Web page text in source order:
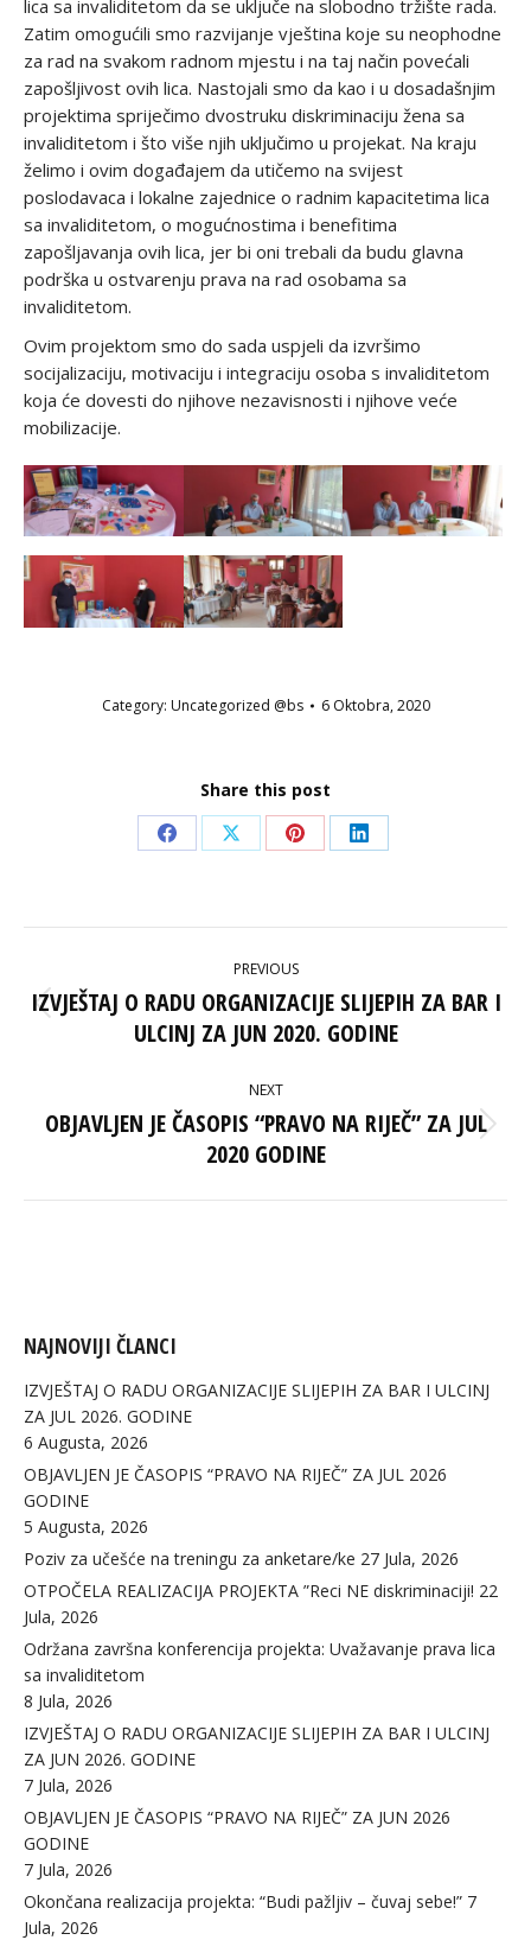
lica sa invaliditetom da se uključe na slobodno tržište rada.
Zatim omogućili smo razvijanje vještina koje su neophodne
za rad na svakom radnom mjestu i na taj način povećali
zapošljivost ovih lica. Nastojali smo da kao i u dosadašnjim
projektima spriječimo dvostruku diskriminaciju žena sa
invaliditetom i što više njih uključimo u projekat. Na kraju
želimo i ovim događajem da utičemo na svijest
poslodavaca i lokalne zajednice o radnim kapacitetima lica
sa invaliditetom, o mogućnostima i benefitima
zapošljavanja ovih lica, jer bi oni trebali da budu glavna
podrška u ostvarenju prava na rad osobama sa
invaliditetom.
Ovim projektom smo do sada uspjeli da izvršimo
socijalizaciju, motivaciju i integraciju osoba s invaliditetom
koja će dovesti do njihove nezavisnosti i njihove veće
mobilizacije.
Category: Uncategorized @bs 6 Oktobra, 2020
Share this post
Share
Facebook
Share
X
Share
Pinterest
Share
LinkedIn
NAVIGATION
PREVIOUS
Previous
post:
IZVJEŠTAJ O RADU ORGANIZACIJE SLIJEPIH ZA BAR I
ULCINJ ZA JUN 2020. GODINE
NEXT
Next
post:
OBJAVLJEN JE ČASOPIS “PRAVO NA RIJEČ” ZA JUL
2020 GODINE
NAJNOVIJI ČLANCI
IZVJEŠTAJ O RADU ORGANIZACIJE SLIJEPIH ZA BAR I ULCINJ
ZA JUL 2026. GODINE
6 Augusta, 2026
OBJAVLJEN JE ČASOPIS “PRAVO NA RIJEČ” ZA JUL 2026
GODINE
5 Augusta, 2026
Poziv za učešće na treningu za anketare/ke 27 Jula, 2026
OTPOČELA REALIZACIJA PROJEKTA ”Reci NE diskriminaciji! 22
Jula, 2026
Održana završna konferencija projekta: Uvažavanje prava lica
sa invaliditetom
8 Jula, 2026
IZVJEŠTAJ O RADU ORGANIZACIJE SLIJEPIH ZA BAR I ULCINJ
ZA JUN 2026. GODINE
7 Jula, 2026
OBJAVLJEN JE ČASOPIS “PRAVO NA RIJEČ” ZA JUN 2026
GODINE
7 Jula, 2026
Okončana realizacija projekta: “Budi pažljiv – čuvaj sebe!” 7
Jula, 2026